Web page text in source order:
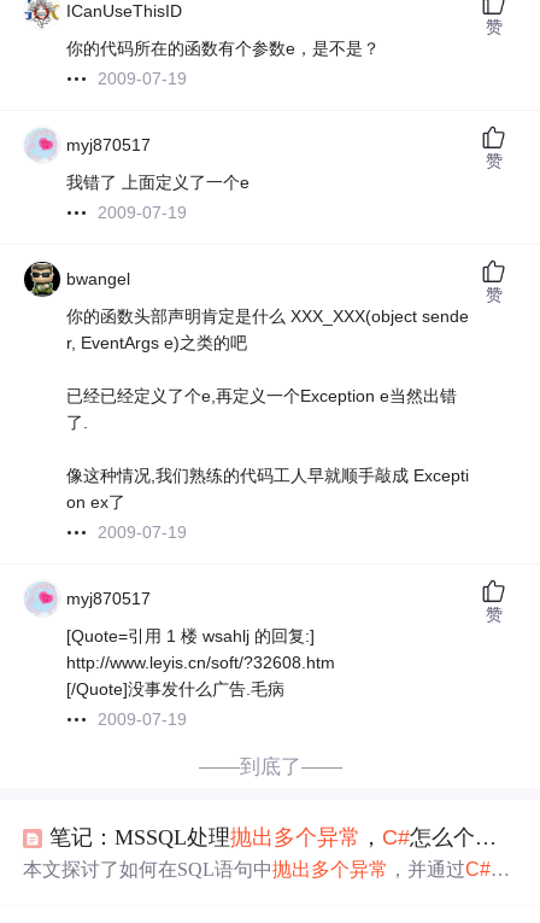
ICanUseThisID
你的代码所在的函数有个参数e，是不是？
2009-07-19
赞
myj870517
我错了 上面定义了一个e
2009-07-19
赞
bwangel
你的函数头部声明肯定是什么 XXX_XXX(object sende
r, EventArgs e)之类的吧
已经已经定义了个e,再定义一个Exception e当然出错
了.
像这种情况,我们熟练的代码工人早就顺手敲成 Excepti
on ex了
2009-07-19
赞
myj870517
[Quote=引用 1 楼 wsahlj 的回复:]
http://www.leyis.cn/soft/?32608.htm
[/Quote]没事发什么广告.毛病
2009-07-19
赞
——到底了——
笔记：MSSQL处理抛出多个异常 ， C#怎么个捕获法子
本文探讨了如何在SQL语句中抛出多个异常 ，并通过C#代